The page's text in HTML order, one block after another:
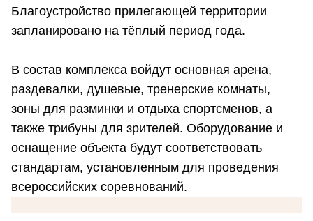
Благоустройство прилегающей территории
запланировано на тёплый период года.
В состав комплекса войдут основная арена,
раздевалки, душевые, тренерские комнаты,
зоны для разминки и отдыха спортсменов, а
также трибуны для зрителей. Оборудование и
оснащение объекта будут соответствовать
стандартам, установленным для проведения
всероссийских соревнований.